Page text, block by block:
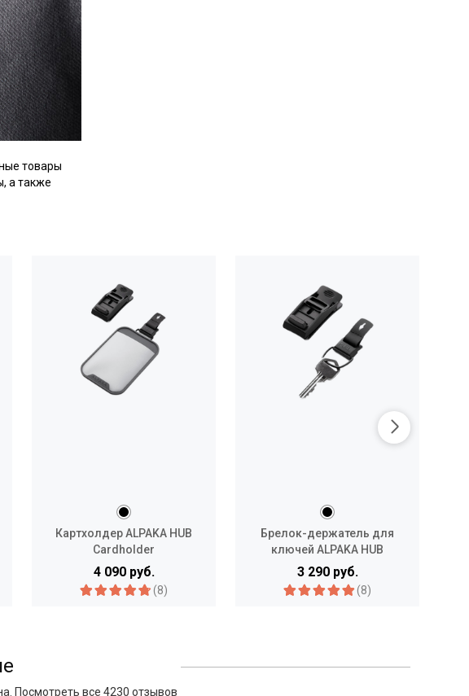
товары
а также
Картхолдер ALPAKA HUB
Cardholder
4 090 руб.
(8)
Брелок-держатель для
ключей ALPAKA HUB
Keychain
3 290 руб.
(8)
Посмотреть все 4230 отзывов